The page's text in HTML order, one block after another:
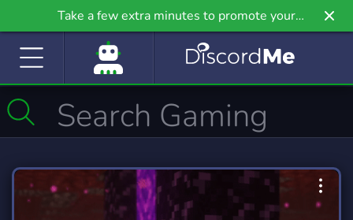
Take a few extra minutes to promote your
community even further on Griv.io, our newest